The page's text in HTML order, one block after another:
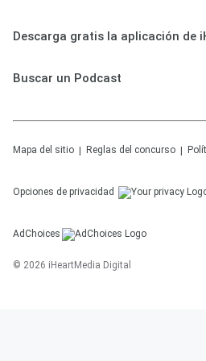
Descarga gratis la aplicación de
Buscar un Podcast
Mapa del sitio Reglas del concurso
Opciones de privacidad
AdChoices
© 2026 iHeartMedia Digital